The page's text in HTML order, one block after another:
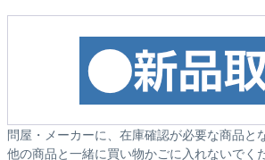
問屋・メーカーに、在庫確認が必要な商品と
他の商品と一緒に買い物かごに入れないでく